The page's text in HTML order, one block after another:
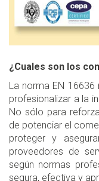
¿Cuales son los
La norma EN
profesionalizar a la
No sólo para
de potenciar el
proteger y
proveedores de
según normas
segura, efectiva y